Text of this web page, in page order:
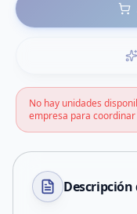
No hay unidades
empresa para
Descripción